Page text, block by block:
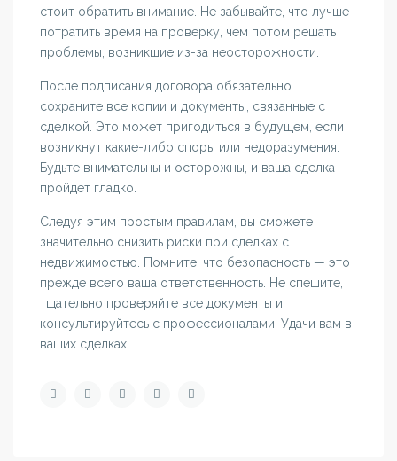
стоит обратить внимание. Не забывайте, что лучше
потратить время на проверку, чем потом решать
проблемы, возникшие из-за неосторожности.
После подписания договора обязательно
сохраните все копии и документы, связанные с
сделкой. Это может пригодиться в будущем, если
возникнут какие-либо споры или недоразумения.
Будьте внимательны и осторожны, и ваша сделка
пройдет гладко.
Следуя этим простым правилам, вы сможете
значительно снизить риски при сделках с
недвижимостью. Помните, что безопасность — это
прежде всего ваша ответственность. Не спешите,
тщательно проверяйте все документы и
консультируйтесь с профессионалами. Удачи вам в
ваших сделках!